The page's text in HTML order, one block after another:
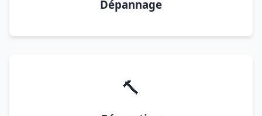
Dépannage
🔨